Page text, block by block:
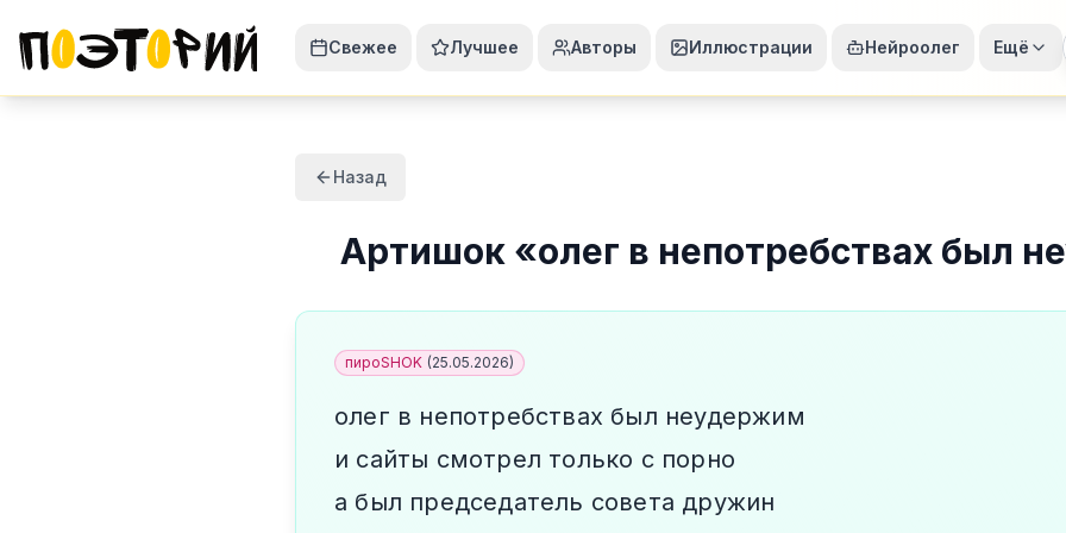
Свежее Лучшее Авторы Иллюстрации Нейроолег Ещё
Назад
Артишок «олег в непотребствах был
пироSHOK (25.05.2026)
олег в непотребствах был неудержим
и сайты смотрел только с порно
а был председатель совета дружин